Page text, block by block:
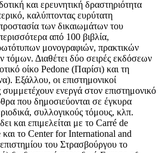
και ερευνητική δραστηριότητα
καλύπτοντας ευρύτατη
των δικαιωμάτων του
από 100 βιβλία,
μονογραφιών, πρακτικών
τόμων. Διαθέτει δύο σειρές εκδόσεων
οίκο Pedone (Παρίσι) και τη
Εξάλλου, οι επιστημονικοί
ενεργά στον επιστημονικό
που δημοσιεύονται σε έγκυρα
συλλογικούς τόμους, κλπ.
και επιμελείται με το Carré de
το Center for International and
του Στρασβούργου το